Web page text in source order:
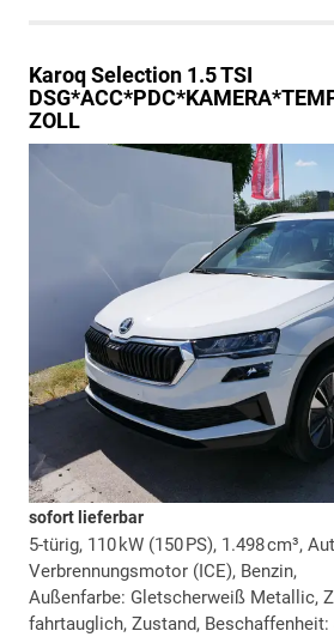
KaroqSelection 1.5 TSI
ZOLL
sofort lieferbar
5-türig, 110 kW (150 PS), 1.498 cm³,
Verbrennungsmotor (ICE), Benzin,
Außenfarbe: Gletscherweiß Metallic,
fahrtauglich, Zustand,